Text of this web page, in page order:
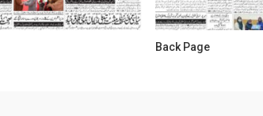
Back Page